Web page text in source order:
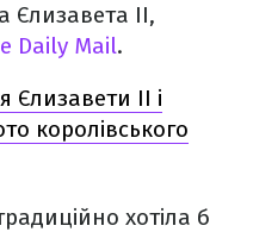
Єлизавета ІІ,
Daily Mail.
Єлизавети ІІ і
королівського
хотіла б